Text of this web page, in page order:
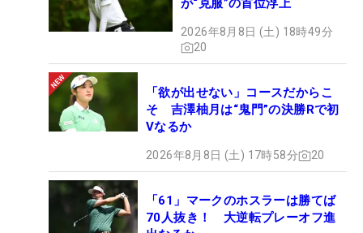
が“克服”の首位浮上
2026年8月8日 (土) 18時49分
20
「欲が出せない」コースだからこ
そ 吉澤柚月は“鬼門”の決勝Rで初
Vなるか
2026年8月8日 (土) 17時58分 20
「61」マークのホスラーは勝てば
70人抜き！ 大逆転プレーオフ進